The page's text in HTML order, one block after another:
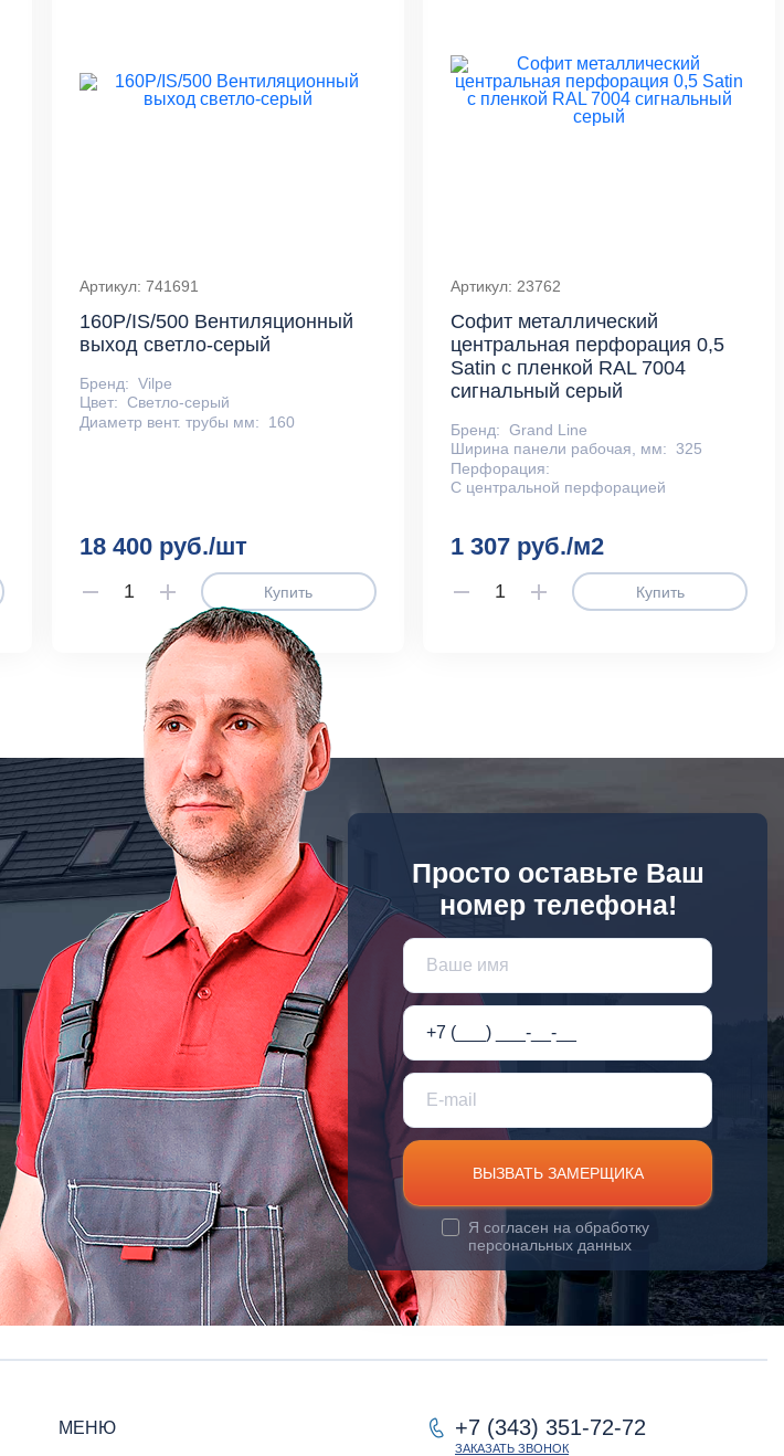
Артикул: 741691
160P/IS/500 Вентиляционный
выход светло-серый
Бренд: Vilpe
Цвет: Светло-серый
Диаметр вент. трубы мм:
160
18 400 руб./шт
Купить
Артикул: 23762
Софит металлический
центральная перфорация 0,5
Satin с пленкой RAL 7004
сигнальный серый
Бренд: Grand Line
Ширина панели рабочая, мм: 325
Перфорация:
С центральной перфорацией
1 307 руб./м2
Купить
Просто оставьте Ваш
номер телефона!
ВЫЗВАТЬ ЗАМЕРЩИКА
Я согласен на обработку
персональных данных
МЕНЮ +7 (343) 351-72-72
ЗАКАЗАТЬ ЗВОНОК